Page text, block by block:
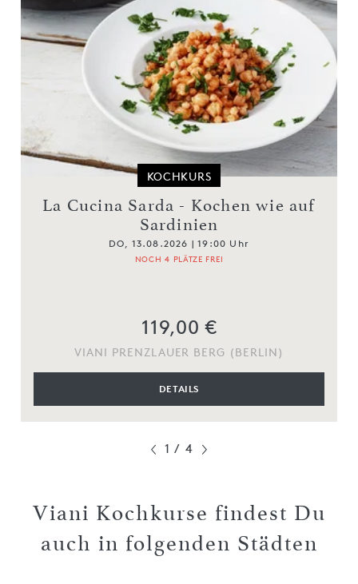
KOCHKURS
La Cucina Sarda - Kochen wie auf
Sardinien
DO, 13.08.2026 | 19:00 Uhr
NOCH 4 PLÄTZE FREI
119,00 €
VIANI PRENZLAUER BERG (BERLIN)
DETAILS
1 / 4
Viani Kochkurse findest Du
auch in folgenden Städten